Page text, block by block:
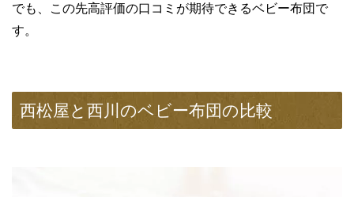
でも、この先高評価の口コミが期待できるベビー布団で
す。
西松屋と西川のベビー布団の比較